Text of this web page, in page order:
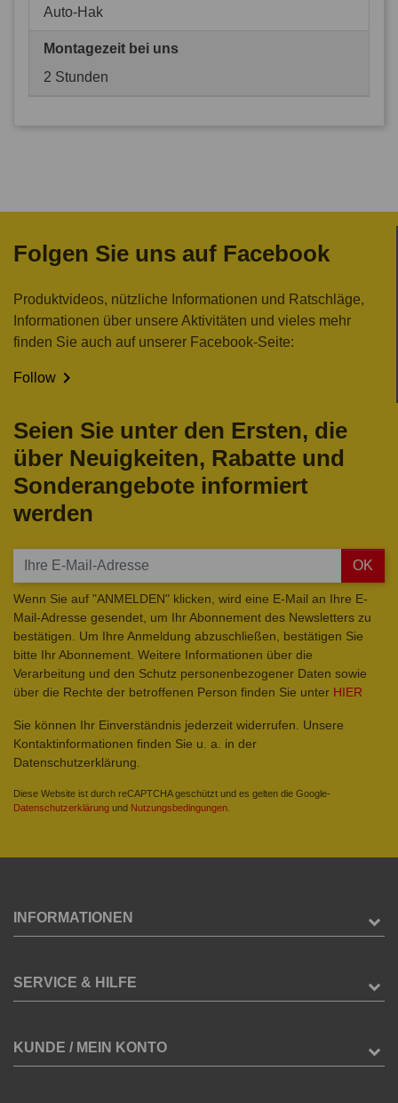
Auto-Hak
Montagezeit bei uns
2 Stunden
Folgen Sie uns auf Facebook
Produktvideos, nützliche Informationen und Ratschläge,
Informationen über unsere Aktivitäten und vieles mehr
finden Sie auch auf unserer Facebook-Seite:
Follow 
Seien Sie unter den Ersten, die
über Neuigkeiten, Rabatte und
Sonderangebote informiert
werden
OK
Wenn Sie auf "ANMELDEN" klicken, wird eine E-Mail an Ihre E-
Mail-Adresse gesendet, um Ihr Abonnement des Newsletters zu
bestätigen. Um Ihre Anmeldung abzuschließen, bestätigen Sie
bitte Ihr Abonnement. Weitere Informationen über die
Verarbeitung und den Schutz personenbezogener Daten sowie
über die Rechte der betroffenen Person finden Sie unter HIER
Sie können Ihr Einverständnis jederzeit widerrufen. Unsere
Kontaktinformationen finden Sie u. a. in der
Datenschutzerklärung.
Diese Website ist durch reCAPTCHA geschützt und es gelten die Google-
Datenschutzerklärung und Nutzungsbedingungen
INFORMATIONEN
SERVICE & HILFE
KUNDE / MEIN KONTO